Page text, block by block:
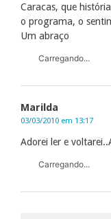
Caracas, que
o programa, o
Um abraço
Carregando...
Marilda
03/03/2010 em 13:17
Adorei ler e
Carregando...